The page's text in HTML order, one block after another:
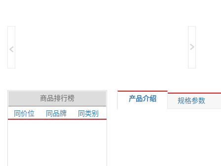
商品排行榜
同价位 同品牌 同类别
产品介绍 规格参数